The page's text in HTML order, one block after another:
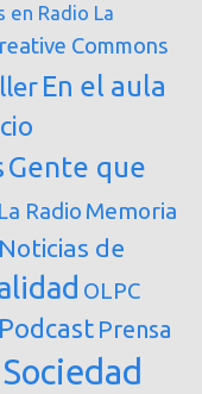
en Radio La
Commons
En el aula
Gente que
La Radio Memoria
Noticias de
OLPC
Podcast Prensa
Sociedad